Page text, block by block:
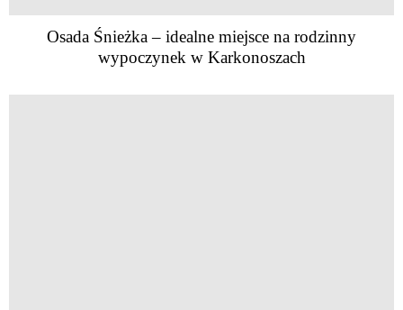
Osada Śnieżka – idealne miejsce na rodzinny
wypoczynek w Karkonoszach